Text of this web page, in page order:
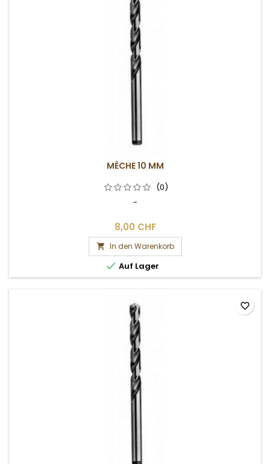
MÈCHE 10 MM
(0)
-
8,00 CHF
 In den Warenkorb
 Auf Lager
favorite_border